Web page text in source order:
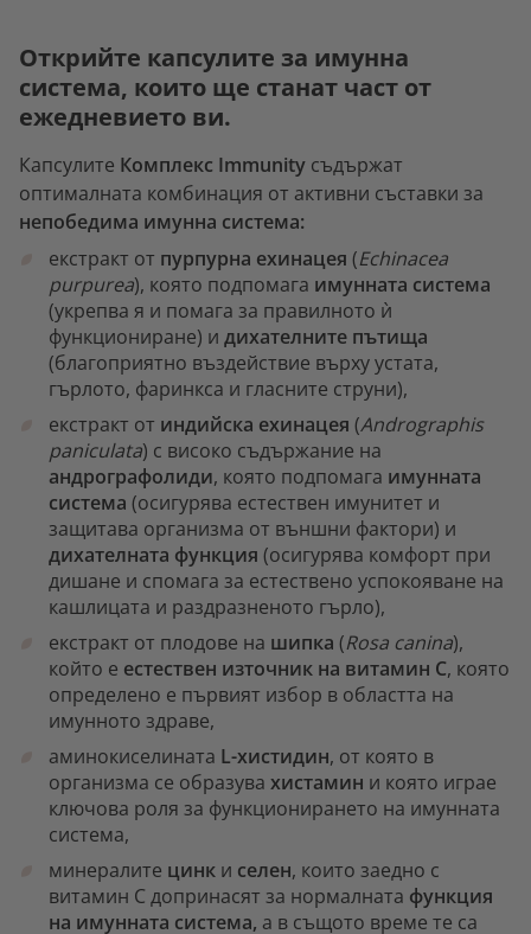
Открийте капсулите за имунна
система, които ще станат част от
ежедневието ви.
Капсулите Комплекс Immunity съдържат
оптималната комбинация от активни съставки за
непобедима имунна система:
екстракт от пурпурна ехинацея (Echinacea
purpurea), която подпомага имунната система
(укрепва я и помага за правилното ѝ
функциониране) и дихателните пътища
(благоприятно въздействие върху устата,
гърлото, фаринкса и гласните струни),
екстракт от индийска ехинацея (Andrographis
paniculata) с високо съдържание на
андрографолиди, която подпомага имунната
система (осигурява естествен имунитет и
защитава организма от външни фактори) и
дихателната функция (осигурява комфорт при
дишане и спомага за естествено успокояване на
кашлицата и раздразненото гърло),
екстракт от плодове на шипка (Rosa canina),
който е естествен източник на витамин С, която
определено е първият избор в областта на
имунното здраве,
аминокиселината L-хистидин, от която в
организма се образува хистамин и която играе
ключова роля за функционирането на имунната
система,
минералите цинк и селен, които заедно с
витамин С допринасят за нормалната функция
на имунната система, а в същото време те са